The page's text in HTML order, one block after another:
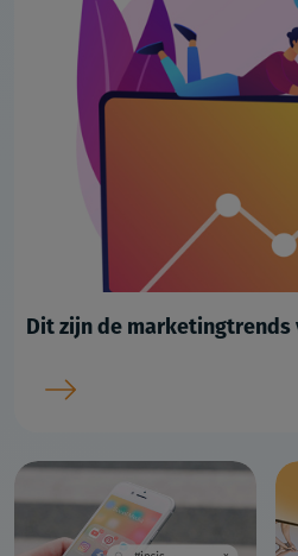
Dit zijn de marketingtrends